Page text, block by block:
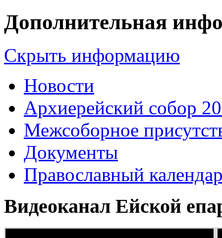
Дополнительная
Скрыть информацию
Новости
Архиерейский собор
Межсоборное
Документы
Православный
Видеоканал Ейской